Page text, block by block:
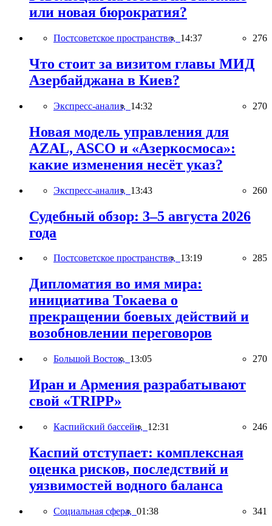
или новая бюрократия?
Постсоветское пространство, 14:37 276
Что стоит за визитом главы МИД
Азербайджана в Киев?
Экспресс-анализ, 14:32 270
Новая модель управления для
AZAL, ASCO и «Азеркосмоса»:
какие изменения несёт указ?
Экспресс-анализ, 13:43 260
Судебный обзор: 3–5 августа 2026
года
Постсоветское пространство, 13:19 285
Дипломатия во имя мира:
инициатива Токаева о
прекращении боевых действий и
возобновлении переговоров
Большой Восток, 13:05 270
Иран и Армения разрабатывают
свой «TRIPP»
Каспийский бассейн, 12:31 246
Каспий отступает: комплексная
оценка рисков, последствий и
уязвимостей водного баланса
Социальная сфера, 01:38 341